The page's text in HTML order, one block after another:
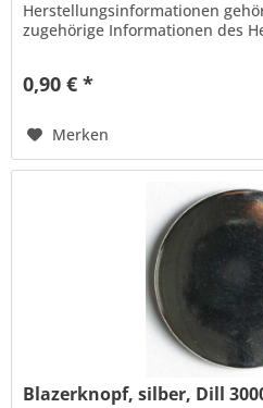
Herstellungsinformationen
zugehörige Informationen des
0,90 € *
Merken
Blazerknopf, silber, Dill